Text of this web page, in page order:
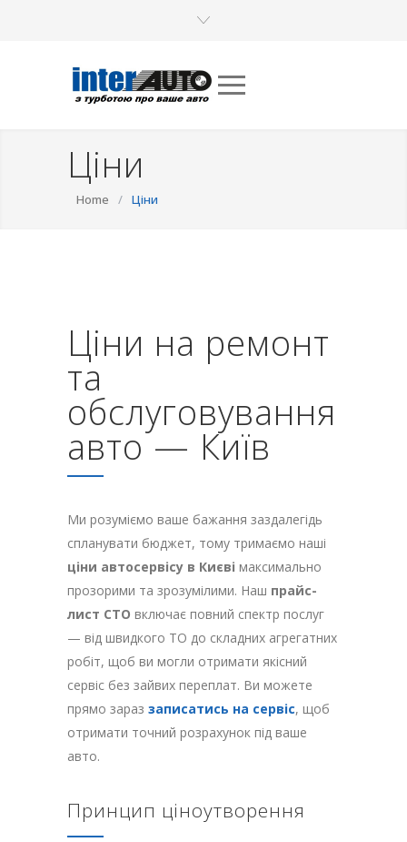
Ціни
Home / Ціни
Ціни на ремонт
та
обслуговування
авто — Київ
Ми розуміємо ваше бажання заздалегідь
спланувати бюджет, тому тримаємо наші
ціни автосервісу в Києві максимально
прозорими та зрозумілими. Наш прайс-
лист СТО включає повний спектр послуг
— від швидкого ТО до складних агрегатних
робіт, щоб ви могли отримати якісний
сервіс без зайвих переплат. Ви можете
прямо зараз записатись на сервіс, щоб
отримати точний розрахунок під ваше
авто.
Принцип ціноутворення